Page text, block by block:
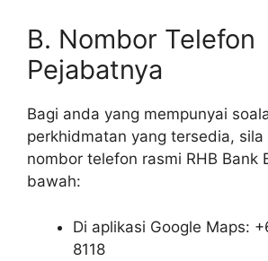
B. Nombor Telefon
Pejabatnya
Bagi anda yang mempunyai
perkhidmatan yang tersedia, sila
nombor telefon rasmi RHB Bank
bawah:
Di aplikasi Google Maps:
8118